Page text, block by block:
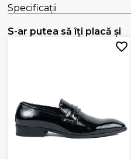
Specificații
S-ar putea să îți placă și